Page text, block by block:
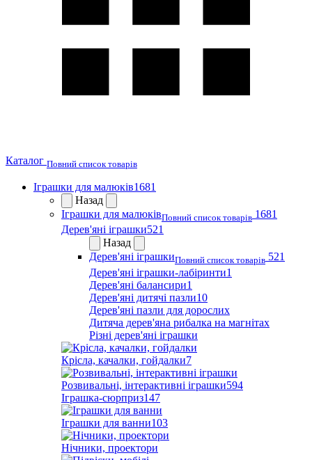
Каталог Повний список товарів
Іграшки для малюків1681
Назад
Іграшки для малюківПовний список товарів 1681
Дерев'яні іграшки521
Назад
Дерев'яні іграшкиПовний список товарів 521
Дерев'яні іграшки-лабіринти1
Дерев'яні балансири1
Дерев'яні дитячі пазли10
Дерев'яні пазли для дорослих
Дитяча дерев'яна рибалка на магнітах
Різні дерев'яні іграшки
Крісла, качалки, гойдалки7
Розвивальні, інтерактивні іграшки594
Іграшка-сюрприз147
Іграшки для ванни103
Нічники, проектори